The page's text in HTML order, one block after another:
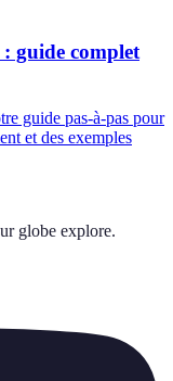
: guide complet
guide pas-à-pas pour
et des exemples
globe explore.